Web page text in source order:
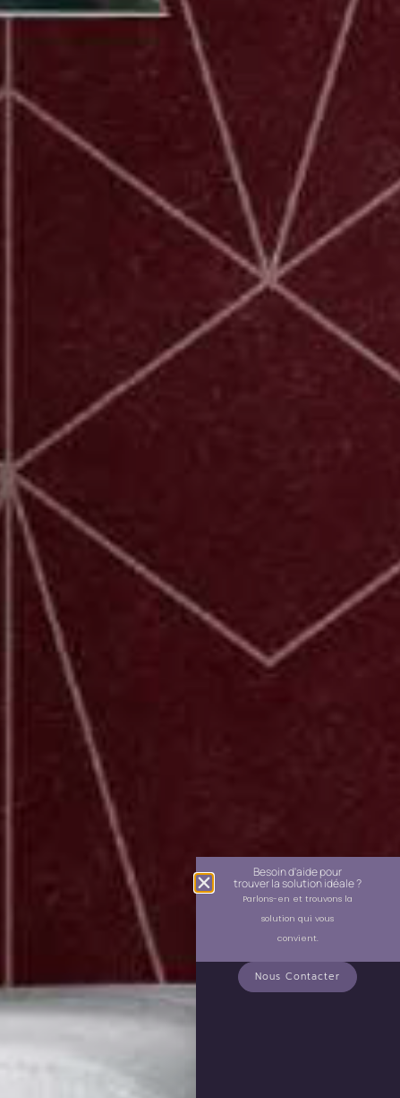
Besoin d'aide pour
trouver la solution idéale ?
Parlons-en et trouvons la
solution qui vous
convient.
Nous Contacter